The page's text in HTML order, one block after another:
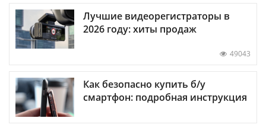
Лучшие видеорегистраторы в
2026 году: хиты продаж
49043
Как безопасно купить б/у
смартфон: подробная инструкция